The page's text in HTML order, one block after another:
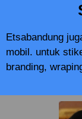
Etsabandung
mobil. untuk
branding,